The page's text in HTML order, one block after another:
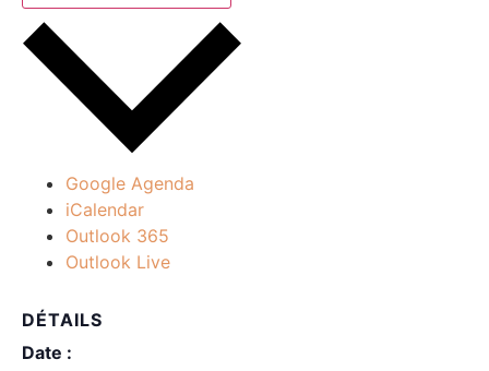
Google Agenda
iCalendar
Outlook 365
Outlook Live
DÉTAILS
Date :